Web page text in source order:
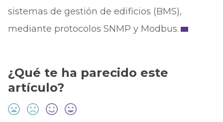
sistemas de gestión de edificios (BMS),
mediante protocolos SNMP y Modbus.
¿Qué te ha parecido este
artículo?